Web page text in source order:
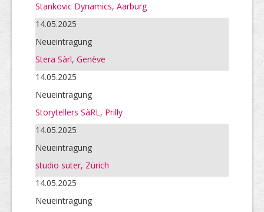
Stankovic Dynamics, Aarburg
14.05.2025
Neueintragung
Stera Sàrl, Genève
14.05.2025
Neueintragung
Storytellers SàRL, Prilly
14.05.2025
Neueintragung
studio suter, Zürich
14.05.2025
Neueintragung